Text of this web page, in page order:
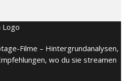
Filme – Hintergrundanalysen,
wo du sie streamen